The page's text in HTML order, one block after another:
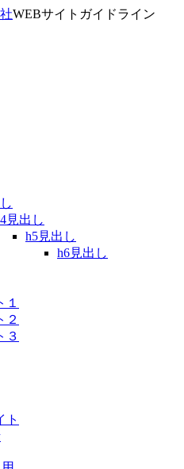
WEBサイトガイドライン
見出し
h5見出し
h6見出し
２
３
ト